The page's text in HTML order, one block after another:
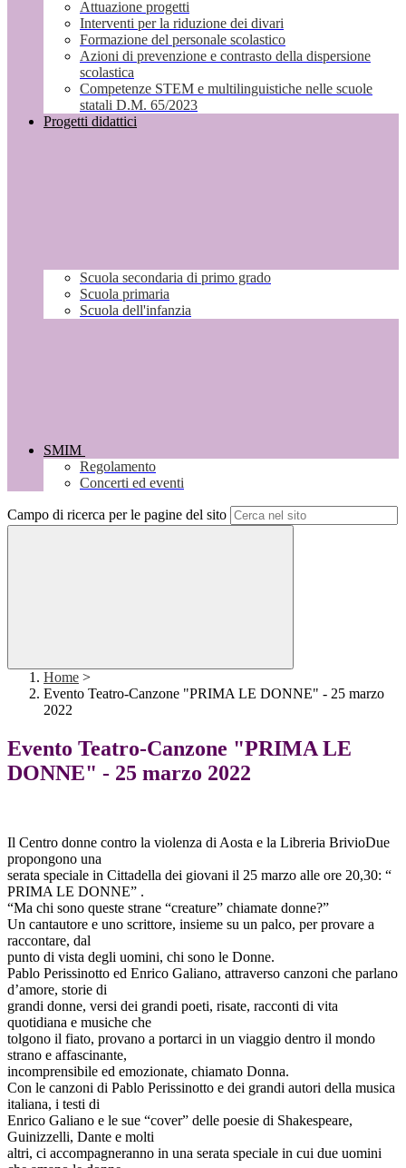
Attuazione progetti
Interventi per la riduzione dei divari
Formazione del personale scolastico
Azioni di prevenzione e contrasto della dispersione
scolastica
Competenze STEM e multilinguistiche nelle scuole
statali D.M. 65/2023
Progetti didattici
Scuola secondaria di primo grado
Scuola primaria
Scuola dell'infanzia
SMIM
Regolamento
Concerti ed eventi
Campo di ricerca per le pagine del sito
Home >
Evento Teatro-Canzone "PRIMA LE DONNE" - 25 marzo
2022
Evento Teatro-Canzone "PRIMA LE
DONNE" - 25 marzo 2022
Il Centro donne contro la violenza di Aosta e la Libreria BrivioDue
propongono una
serata speciale in Cittadella dei giovani il 25 marzo alle ore 20,30: “
PRIMA LE DONNE” .
“Ma chi sono queste strane “creature” chiamate donne?”
Un cantautore e uno scrittore, insieme su un palco, per provare a
raccontare, dal
punto di vista degli uomini, chi sono le Donne.
Pablo Perissinotto ed Enrico Galiano, attraverso canzoni che parlano
d’amore, storie di
grandi donne, versi dei grandi poeti, risate, racconti di vita
quotidiana e musiche che
tolgono il fiato, provano a portarci in un viaggio dentro il mondo
strano e affascinante,
incomprensibile ed emozionate, chiamato Donna.
Con le canzoni di Pablo Perissinotto e dei grandi autori della musica
italiana, i testi di
Enrico Galiano e le sue “cover” delle poesie di Shakespeare,
Guinizzelli, Dante e molti
altri, ci accompagneranno in una serata speciale in cui due uomini